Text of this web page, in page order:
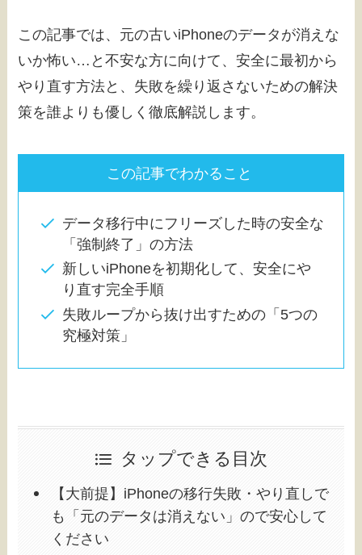
この記事では、元の古いiPhoneのデータが消えな
いか怖い…と不安な方に向けて、安全に最初から
やり直す方法と、失敗を繰り返さないための解決
策を誰よりも優しく徹底解説します。
この記事でわかること
データ移行中にフリーズした時の安全な
「強制終了」の方法
新しいiPhoneを初期化して、安全にや
り直す完全手順
失敗ループから抜け出すための「5つの
究極対策」
タップできる目次
【大前提】iPhoneの移行失敗・やり直しで
も「元のデータは消えない」ので安心して
ください